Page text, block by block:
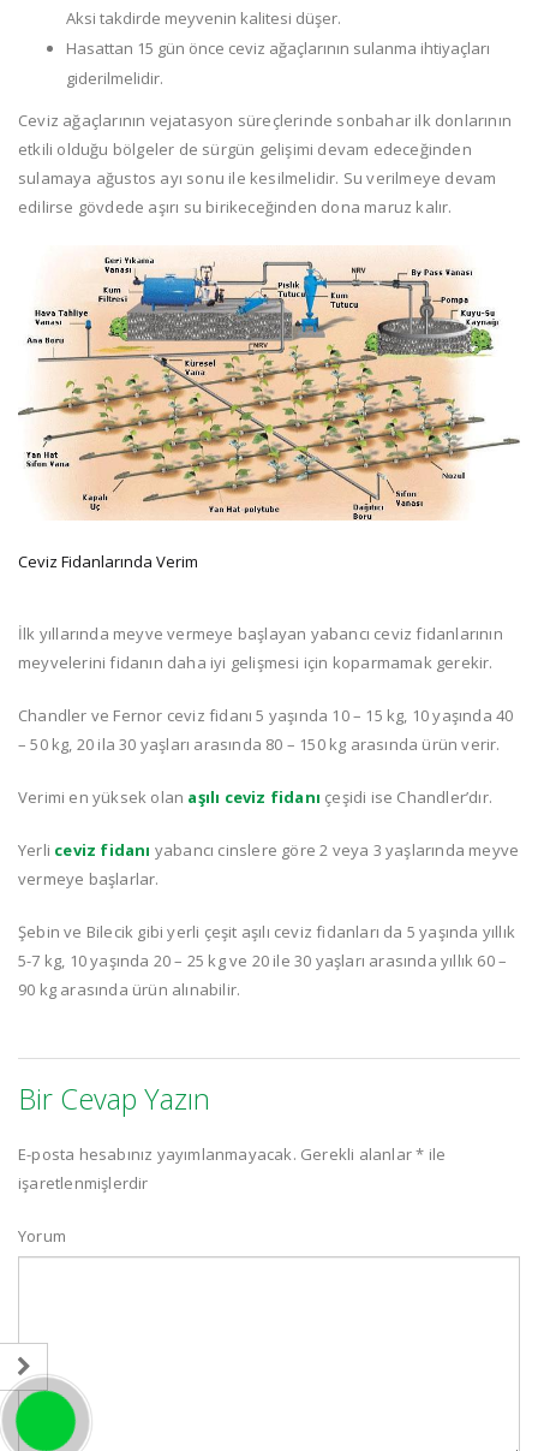
Aksi takdirde meyvenin kalitesi düşer.
Hasattan 15 gün önce ceviz ağaçlarının sulanma ihtiyaçları
giderilmelidir.
Ceviz ağaçlarının vejatasyon süreçlerinde sonbahar ilk donlarının
etkili olduğu bölgeler de sürgün gelişimi devam edeceğinden
sulamaya ağustos ayı sonu ile kesilmelidir. Su verilmeye devam
edilirse gövdede aşırı su birikeceğinden dona maruz kalır.
Ceviz Fidanlarında Verim
İlk yıllarında meyve vermeye başlayan yabancı ceviz fidanlarının
meyvelerini fidanın daha iyi gelişmesi için koparmamak gerekir.
Chandler ve Fernor ceviz fidanı 5 yaşında 10 – 15 kg, 10 yaşında 40
– 50 kg, 20 ila 30 yaşları arasında 80 – 150 kg arasında ürün verir.
Verimi en yüksek olan aşılı ceviz fidanı çeşidi ise Chandler’dır.
Yerli ceviz fidanı yabancı cinslere göre 2 veya 3 yaşlarında meyve
vermeye başlarlar.
Şebin ve Bilecik gibi yerli çeşit aşılı ceviz fidanları da 5 yaşında yıllık
5-7 kg, 10 yaşında 20 – 25 kg ve 20 ile 30 yaşları arasında yıllık 60 –
90 kg arasında ürün alınabilir.
Bir Cevap Yazın
E-posta hesabınız yayımlanmayacak. Gerekli alanlar* ile
işaretlenmişlerdir
Yorum